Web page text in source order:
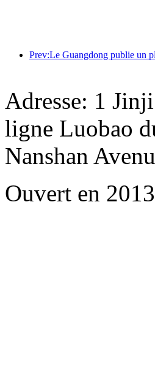
Adresse: 1
ligne Luobao
Nanshan
Ouvert en